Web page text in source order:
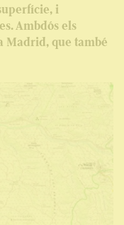
i
Ambdós els
Madrid, que també